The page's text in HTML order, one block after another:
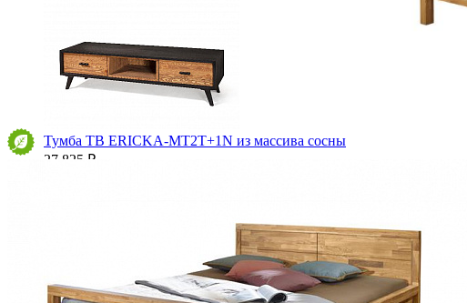
Тумба ТВ ERICKA-MT2T+1N из массива сосны
27 825 ₽
Деревянные кровати с подъемным механизмом
Кровати односпальные с подъемным механизмом
Кровати двуспальные с подъемным механизмом